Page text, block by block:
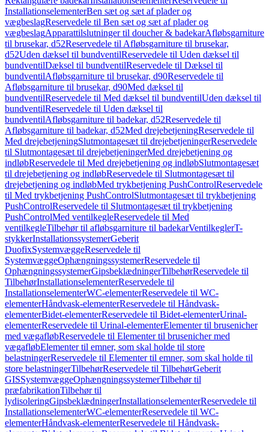
InstallationselementerBen sæt og sæt af plader og
vægbeslagReservedele til Ben sæt og sæt af plader og
vægbeslagApparattilslutninger til doucher & badekarAfløbsgarniture
til brusekar, d52Reservedele til Afløbsgarniture til brusekar,
d52Uden dæksel til bundventilReservedele til Uden dæksel til
bundventilDæksel til bundventilReservedele til Dæksel til
bundventilAfløbsgarniture til brusekar, d90Reservedele til
Afløbsgarniture til brusekar, d90Med dæksel til
bundventilReservedele til Med dæksel til bundventilUden dæksel til
bundventilReservedele til Uden dæksel til
bundventilAfløbsgarniture til badekar, d52Reservedele til
Afløbsgarniture til badekar, d52Med drejebetjeningReservedele til
Med drejebetjeningSlutmontagesæt til drejebetjeningerReservedele
til Slutmontagesæt til drejebetjeningerMed drejebetjening og
indløbReservedele til Med drejebetjening og indløbSlutmontagesæt
til drejebetjening og indløbReservedele til Slutmontagesæt til
drejebetjening og indløbMed trykbetjening PushControlReservedele
til Med trykbetjening PushControlSlutmontagesæt til trykbetjening
PushControlReservedele til Slutmontagesæt til trykbetjening
PushControlMed ventilkegleReservedele til Med
ventilkegleTilbehør til afløbsgarniture til badekarVentilkeglerT-
stykkerInstallationssystemerGeberit
DuofixSystemvæggeReservedele til
SystemvæggeOphængningssystemerReservedele til
OphængningssystemerGipsbeklædningerTilbehørReservedele til
TilbehørInstallationselementerReservedele til
InstallationselementerWC-elementerReservedele til WC-
elementerHåndvask-elementerReservedele til Håndvask-
elementerBidet-elementerReservedele til Bidet-elementerUrinal-
elementerReservedele til Urinal-elementerElementer til brusenicher
med vægafløbReservedele til Elementer til brusenicher med
vægafløbElementer til emner, som skal holde til store
belastningerReservedele til Elementer til emner, som skal holde til
store belastningerTilbehørReservedele til TilbehørGeberit
GISSystemvæggeOphængningssystemerTilbehør til
præfabrikationTilbehør til
lydisoleringGipsbeklædningerInstallationselementerReservedele til
InstallationselementerWC-elementerReservedele til WC-
elementerHåndvask-elementerReservedele til Håndvask-